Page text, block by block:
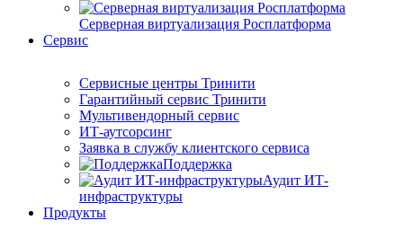
Серверная виртуализация Росплатформа
Сервис
Сервисные центры Тринити
Гарантийный сервис Тринити
Мультивендорный сервис
ИТ-аутсорсинг
Заявка в службу клиентского сервиса
Поддержка
Аудит ИТ-
инфраструктуры
Продукты